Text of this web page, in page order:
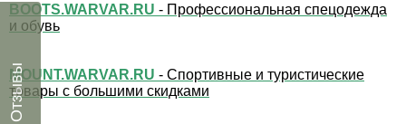
BOOTS.WARVAR.RU - Профессиональная спецодежда
и обувь
MOUNT.WARVAR.RU - Спортивные и туристические
товары с большими скидками
Отзывы